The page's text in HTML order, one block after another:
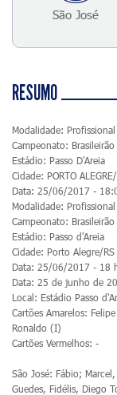
São José
RESUMO
Modalidade: Profissional
Campeonato:
Estádio: Passo D'Areia
Cidade: PORTO
Data: 25/06/2017 -
Modalidade: Profissional
Campeonato:
Estádio: Passo d'Areia
Cidade: Porto Alegre/RS
Data: 25/06/2017 - 18
Data: 25 de junho de
Local: Estádio Passo
Cartões Amarelos:
Ronaldo (I)
Cartões Vermelhos: -
São José: Fábio;
Guedes, Fidélis, Diego